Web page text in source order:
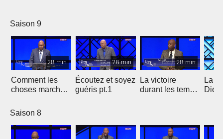
Saison 9
28 min
Comment les
choses marchent
28 min
Écoutez et soyez
guéris pt.1
28 min
La victoire
durant les temps
La
Dieu
Saison 8